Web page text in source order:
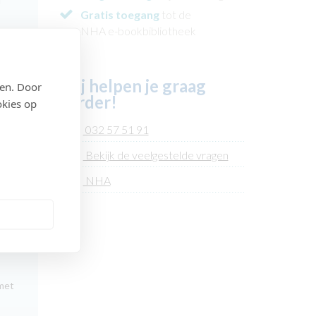
Door
op
Gratis toegangtot de
NHA e-bookbibliotheek
Wij helpen je graag
verder!
032 57 51 91
Bekijk de veelgestelde vragen
NHA